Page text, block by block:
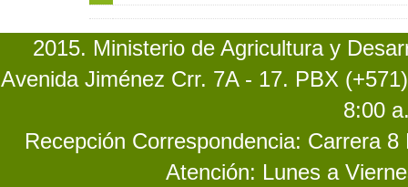
2015. Ministerio de Agricultura y
Avenida Jiménez Crr. 7A - 17. PBX
8:00
Recepción Correspondencia: Carrera
Atención: Lunes a